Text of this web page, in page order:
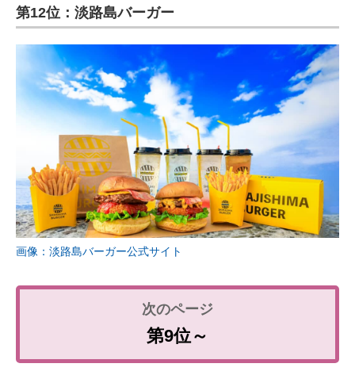
第12位：淡路島バーガー
画像：淡路島バーガー公式サイト
第9位～